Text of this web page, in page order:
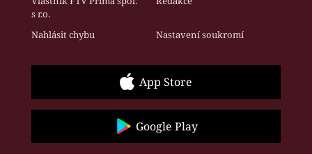
s r.o.
Nahlásit chybu Nastavení soukromí
App Store
Google Play